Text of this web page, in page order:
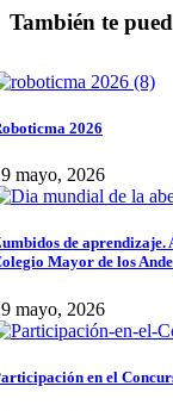
También te
2026
mayo, 2026
de aprendizaje.
Mayor de los
mayo, 2026
en el